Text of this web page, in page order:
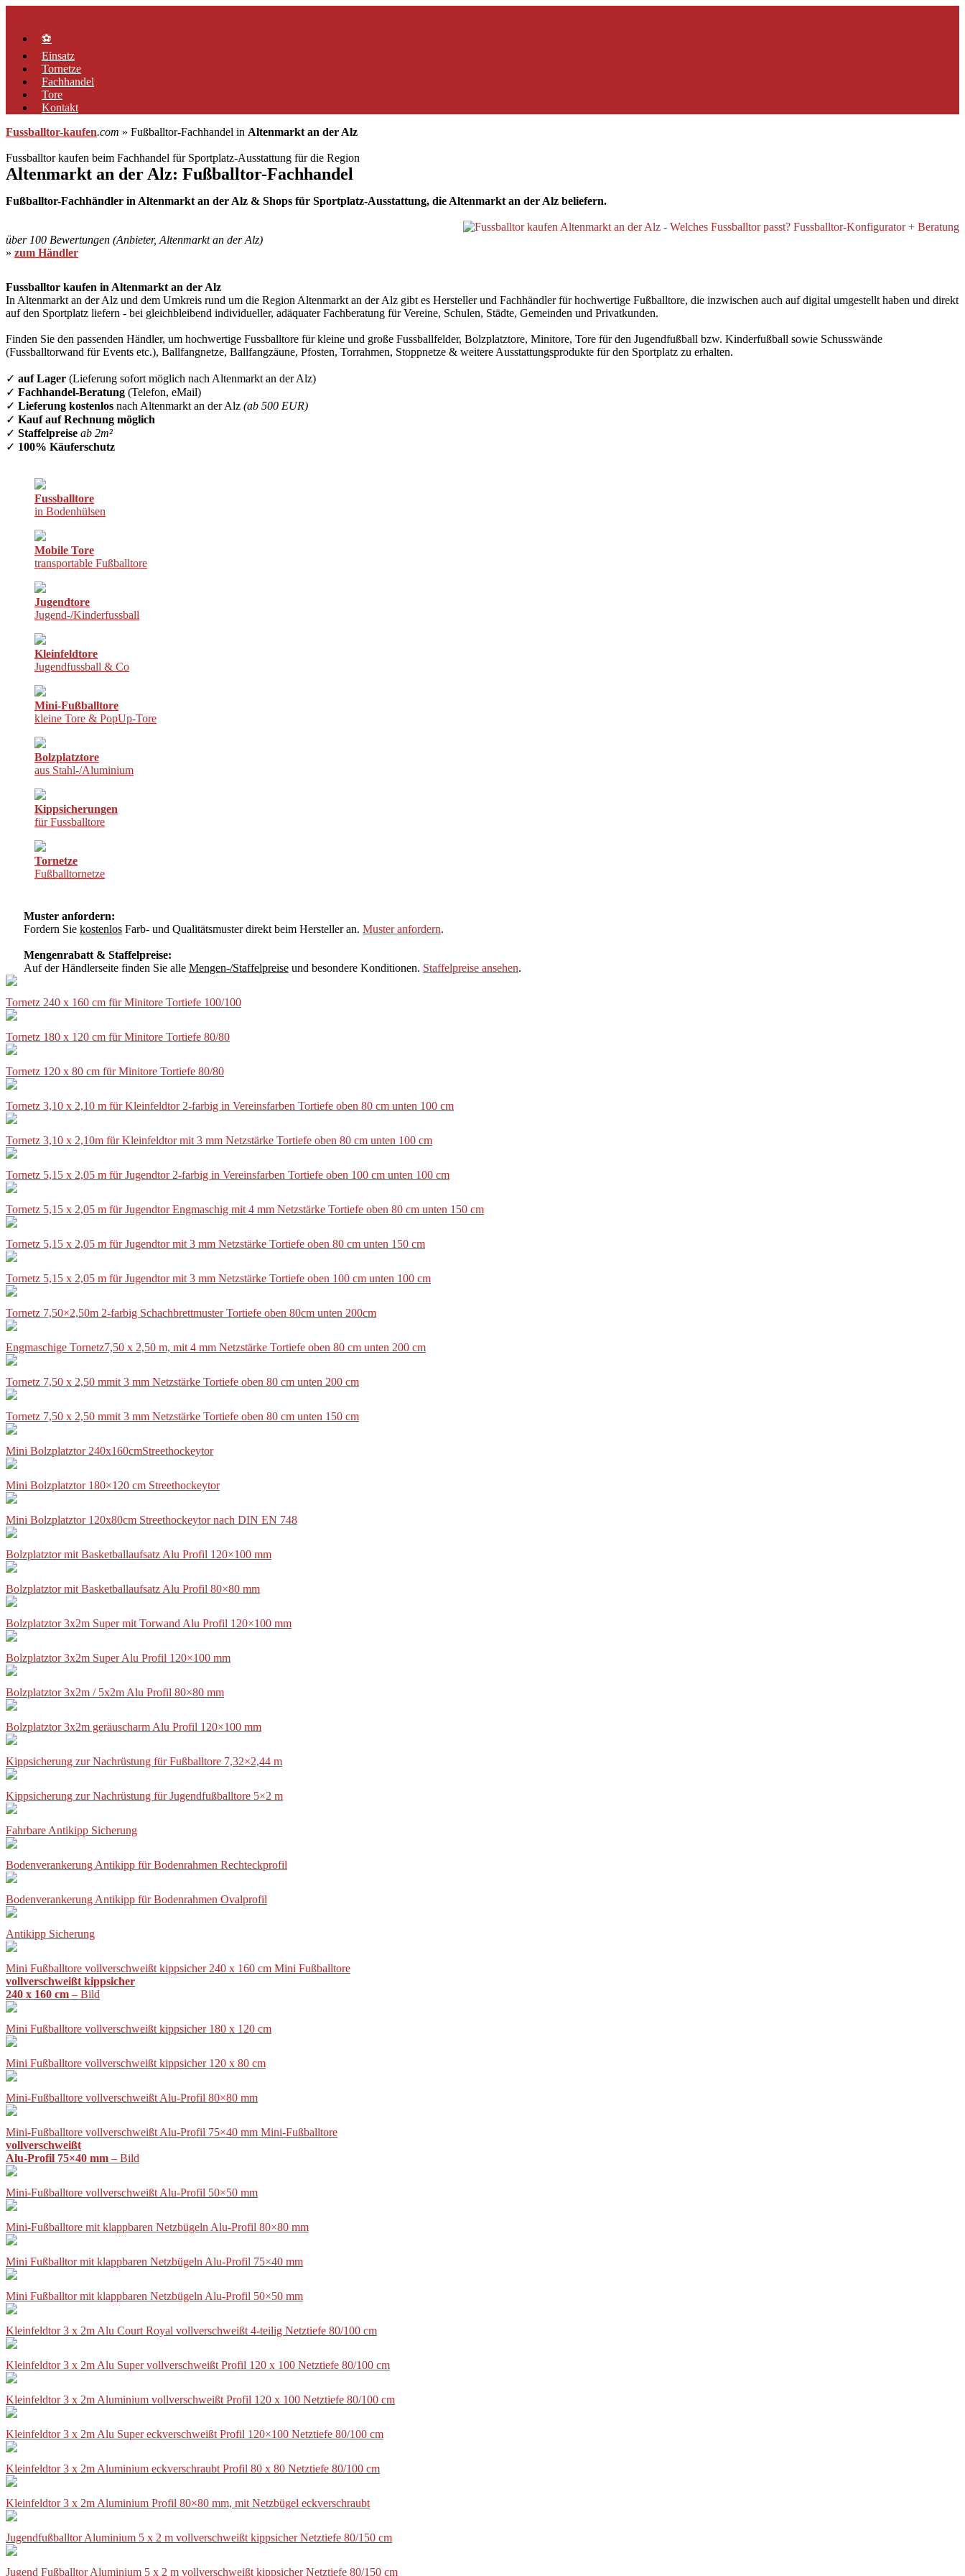
springen⚽
Einsatz
Tornetze
Fachhandel
Tore
Kontakt
Fussballtor-kaufen.com » Fußballtor-Fachhandel in Altenmarkt an der Alz
Fussballtor kaufen beim Fachhandel für Sportplatz-Ausstattung für die Region
Altenmarkt an der Alz: Fußballtor-Fachhandel
Fußballtor-Fachhändler in Altenmarkt an der Alz & Shops für Sportplatz-Ausstattung, die Altenmarkt an der Alz beliefern.
über 100 Bewertungen (Anbieter, Altenmarkt an der Alz)
» zum Händler
Fussballtor kaufen in Altenmarkt an der Alz
In Altenmarkt an der Alz und dem Umkreis rund um die Region Altenmarkt an der Alz gibt es Hersteller und Fachhändler für hochwertige Fußballtore, die inzwischen auch auf digital umgestellt haben und direkt
auf den Sportplatz liefern - bei gleichbleibend individueller, adäquater Fachberatung für Vereine, Schulen, Städte, Gemeinden und Privatkunden.
Finden Sie den passenden Händler, um hochwertige Fussballtore für kleine und große Fussballfelder, Bolzplatztore, Minitore, Tore für den Jugendfußball bzw. Kinderfußball sowie Schusswände
(Fussballtorwand für Events etc.), Ballfangnetze, Ballfangzäune, Pfosten, Torrahmen, Stoppnetze & weitere Ausstattungsprodukte für den Sportplatz zu erhalten.
✓ auf Lager (Lieferung sofort möglich nach Altenmarkt an der Alz)
✓ Fachhandel-Beratung (Telefon, eMail)
✓ Lieferung kostenlos nach Altenmarkt an der Alz (ab 500 EUR)
✓ Kauf auf Rechnung möglich
✓ Staffelpreise ab 2m²
✓ 100% Käuferschutz
Fussballtore
in Bodenhülsen
Mobile Tore
transportable Fußballtore
Jugendtore
Jugend-/Kinderfussball
Kleinfeldtore
Jugendfussball & Co
Mini-Fußballtore
kleine Tore & PopUp-Tore
Bolzplatztore
aus Stahl-/Aluminium
Kippsicherungen
für Fussballtore
Tornetze
Fußballtornetze
Muster anfordern:
Fordern Sie kostenlos Farb- und Qualitätsmuster direkt beim Hersteller an. Muster anfordern.
Mengenrabatt & Staffelpreise:
Auf der Händlerseite finden Sie alle Mengen-/Staffelpreise und besondere Konditionen. Staffelpreise ansehen.
Tornetz 240 x 160 cm für Minitore Tortiefe 100/100
Tornetz 180 x 120 cm für Minitore Tortiefe 80/80
Tornetz 120 x 80 cm für Minitore Tortiefe 80/80
Tornetz 3,10 x 2,10 m für Kleinfeldtor 2-farbig in Vereinsfarben Tortiefe oben 80 cm unten 100 cm
Tornetz 3,10 x 2,10m für Kleinfeldtor mit 3 mm Netzstärke Tortiefe oben 80 cm unten 100 cm
Tornetz 5,15 x 2,05 m für Jugendtor 2-farbig in Vereinsfarben Tortiefe oben 100 cm unten 100 cm
Tornetz 5,15 x 2,05 m für Jugendtor Engmaschig mit 4 mm Netzstärke Tortiefe oben 80 cm unten 150 cm
Tornetz 5,15 x 2,05 m für Jugendtor mit 3 mm Netzstärke Tortiefe oben 80 cm unten 150 cm
Tornetz 5,15 x 2,05 m für Jugendtor mit 3 mm Netzstärke Tortiefe oben 100 cm unten 100 cm
Tornetz 7,50×2,50m 2-farbig Schachbrettmuster Tortiefe oben 80cm unten 200cm
Engmaschige Tornetz7,50 x 2,50 m, mit 4 mm Netzstärke Tortiefe oben 80 cm unten 200 cm
Tornetz 7,50 x 2,50 mmit 3 mm Netzstärke Tortiefe oben 80 cm unten 200 cm
Tornetz 7,50 x 2,50 mmit 3 mm Netzstärke Tortiefe oben 80 cm unten 150 cm
Mini Bolzplatztor 240x160cmStreethockeytor
Mini Bolzplatztor 180×120 cm Streethockeytor
Mini Bolzplatztor 120x80cm Streethockeytor nach DIN EN 748
Bolzplatztor mit Basketballaufsatz Alu Profil 120×100 mm
Bolzplatztor mit Basketballaufsatz Alu Profil 80×80 mm
Bolzplatztor 3x2m Super mit Torwand Alu Profil 120×100 mm
Bolzplatztor 3x2m Super Alu Profil 120×100 mm
Bolzplatztor 3x2m / 5x2m Alu Profil 80×80 mm
Bolzplatztor 3x2m geräuscharm Alu Profil 120×100 mm
Kippsicherung zur Nachrüstung für Fußballtore 7,32×2,44 m
Kippsicherung zur Nachrüstung für Jugendfußballtore 5×2 m
Fahrbare Antikipp Sicherung
Bodenverankerung Antikipp für Bodenrahmen Rechteckprofil
Bodenverankerung Antikipp für Bodenrahmen Ovalprofil
Antikipp Sicherung
Mini Fußballtore vollverschweißt kippsicher 240 x 160 cm Mini Fußballtore
vollverschweißt kippsicher
240 x 160 cm – Bild
Mini Fußballtore vollverschweißt kippsicher 180 x 120 cm
Mini Fußballtore vollverschweißt kippsicher 120 x 80 cm
Mini-Fußballtore vollverschweißt Alu-Profil 80×80 mm
Mini-Fußballtore vollverschweißt Alu-Profil 75×40 mm Mini-Fußballtore
vollverschweißt
Alu-Profil 75×40 mm – Bild
Mini-Fußballtore vollverschweißt Alu-Profil 50×50 mm
Mini-Fußballtore mit klappbaren Netzbügeln Alu-Profil 80×80 mm
Mini Fußballtor mit klappbaren Netzbügeln Alu-Profil 75×40 mm
Mini Fußballtor mit klappbaren Netzbügeln Alu-Profil 50×50 mm
Kleinfeldtor 3 x 2m Alu Court Royal vollverschweißt 4-teilig Netztiefe 80/100 cm
Kleinfeldtor 3 x 2m Alu Super vollverschweißt Profil 120 x 100 Netztiefe 80/100 cm
Kleinfeldtor 3 x 2m Aluminium vollverschweißt Profil 120 x 100 Netztiefe 80/100 cm
Kleinfeldtor 3 x 2m Alu Super eckverschweißt Profil 120×100 Netztiefe 80/100 cm
Kleinfeldtor 3 x 2m Aluminium eckverschraubt Profil 80 x 80 Netztiefe 80/100 cm
Kleinfeldtor 3 x 2m Aluminium Profil 80×80 mm, mit Netzbügel eckverschraubt
Jugendfußballtor Aluminium 5 x 2 m vollverschweißt kippsicher Netztiefe 80/150 cm
Jugend Fußballtor Aluminium 5 x 2 m vollverschweißt kippsicher Netztiefe 80/150 cm